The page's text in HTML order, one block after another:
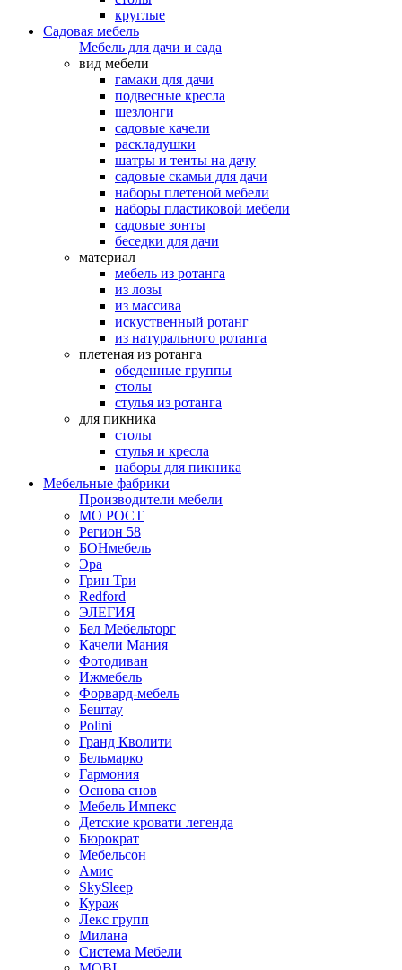
круглые
Садовая мебель
Мебель для дачи и сада
вид мебели
гамаки для дачи
подвесные кресла
шезлонги
садовые качели
раскладушки
шатры и тенты на дачу
садовые скамьи для дачи
наборы плетеной мебели
наборы пластиковой мебели
садовые зонты
беседки для дачи
материал
мебель из ротанга
из лозы
из массива
искуственный ротанг
из натурального ротанга
плетеная из ротанга
обеденные группы
столы
стулья из ротанга
для пикника
столы
стулья и кресла
наборы для пикника
Мебельные фабрики
Производители мебели
МО РОСТ
Регион 58
БОНмебель
Эра
Грин Три
Redford
ЭЛЕГИЯ
Бел Мебельторг
Качели Мания
Фотодиван
Ижмебель
Форвард-мебель
Бештау
Polini
Гранд Кволити
Бельмарко
Гармония
Основа снов
Мебель Импекс
Детские кровати легенда
Бюрократ
Мебельсон
Амис
SkySleep
Кураж
Лекс групп
Милана
Система Мебели